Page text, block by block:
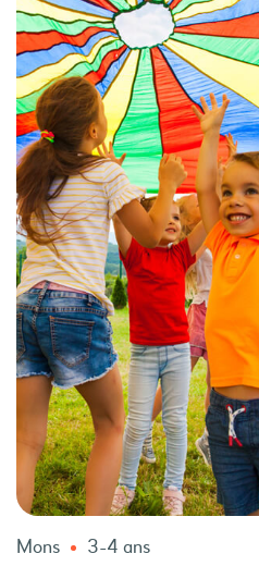
Mons 3-4 ans